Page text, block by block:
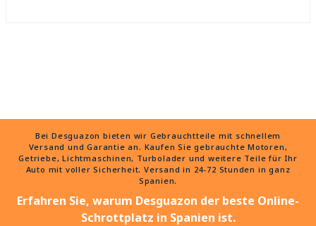
Bei Desguazon bieten wir Gebrauchtteile mit schnellem
Versand und Garantie an. Kaufen Sie gebrauchte Motoren,
Getriebe, Lichtmaschinen, Turbolader und weitere Teile für Ihr
Auto mit voller Sicherheit. Versand in 24-72 Stunden in ganz
Spanien.
Erfahren Sie, warum Desguazon der beste Online-
Schrottplatz in Spanien ist.